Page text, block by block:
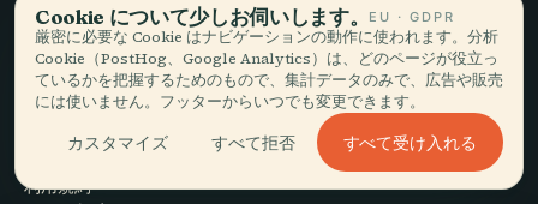
ミッション
ング
お問い合わせ
パートナーになる
利用規約
Cookie について少しお伺いします。 EU · GDPR
厳密に必要な Cookie はナビゲーションの動作に使われます。分析
Cookie（PostHog、Google Analytics）は、どのページが役立っ
ているかを把握するためのもので、集計データのみで、広告や販売
には使いません。フッターからいつでも変更できます。
カスタマイズ すべて拒否 すべて受け入れる